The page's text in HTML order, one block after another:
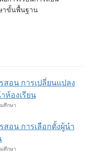
าขั้นพื้นฐาน
สอน การเปลี่ยนแปลง
ห้องเรียน
ศึกษา
สอน การเลือกตั้งผู้นำ
ศึกษา